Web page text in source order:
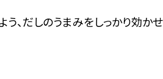
、だしのうまみをしっかり効か